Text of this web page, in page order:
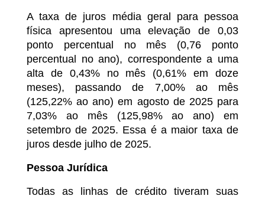
A taxa de juros média geral para pessoa
física apresentou uma elevação de 0,03
ponto percentual no mês (0,76 ponto
percentual no ano), correspondente a uma
alta de 0,43% no mês (0,61% em doze
meses), passando de 7,00% ao mês
(125,22% ao ano) em agosto de 2025 para
7,03% ao mês (125,98% ao ano) em
setembro de 2025. Essa é a maior taxa de
juros desde julho de 2025.
Pessoa Jurídica
Todas as linhas de crédito tiveram suas